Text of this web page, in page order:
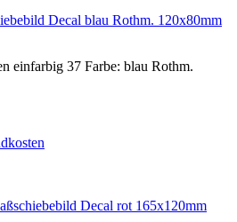
Decal blau Rothm. 120x80mm
einfarbig 37 Farbe: blau Rothm.